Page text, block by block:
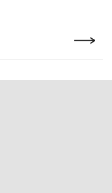
покупець